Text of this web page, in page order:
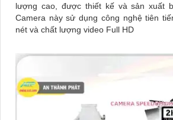
lượng cao, được thiết kế và sản xuất
Camera này sử dụng công nghệ tiên
nét và chất lượng video Full HD